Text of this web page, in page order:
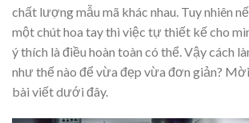
chất lượng mẫu mã khác nhau. Tuy nhiên
một chút hoa tay thì việc tự thiết kế cho
ý thích là điều hoàn toàn có thể. Vậy cách
như thế nào để vừa đẹp vừa đơn giản?
bài viết dưới đây.